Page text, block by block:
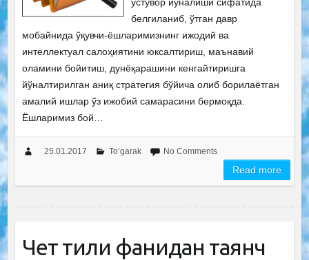
белгиланиб, ўтган давр
мобайнида ўқувчи-ёшларимизнинг ижодий ва
интеллектуал салоҳиятини юксалтириш, маънавий
оламини бойитиш, дунёқарашини кенгайтиришга
йўналтирилган аниқ стратегия бўйича олиб борилаётган
амалий ишлар ўз ижобий самарасини бермоқда.
Ёшларимиз бой…
25.01.2017 To‘garak No Comments
Read more
Чет тили фанидан таянч